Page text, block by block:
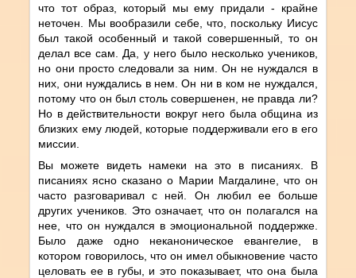
что тот образ, который мы ему придали - крайне
неточен. Мы вообразили себе, что, поскольку Иисус
был такой особенный и такой совершенный, то он
делал все сам. Да, у него было несколько учеников,
но они просто следовали за ним. Он не нуждался в
них, они нуждались в нем. Он ни в ком не нуждался,
потому что он был столь совершенен, не правда ли?
Но в действительности вокруг него была община из
близких ему людей, которые поддерживали его в его
миссии.
Вы можете видеть намеки на это в писаниях. В
писаниях ясно сказано о Марии Магдалине, что он
часто разговаривал с ней. Он любил ее больше
других учеников. Это означает, что он полагался на
нее, что он нуждался в эмоциональной поддержке.
Было даже одно неканоническое евангелие, в
котором говорилось, что он имел обыкновение часто
целовать ее в губы, и это показывает, что она была